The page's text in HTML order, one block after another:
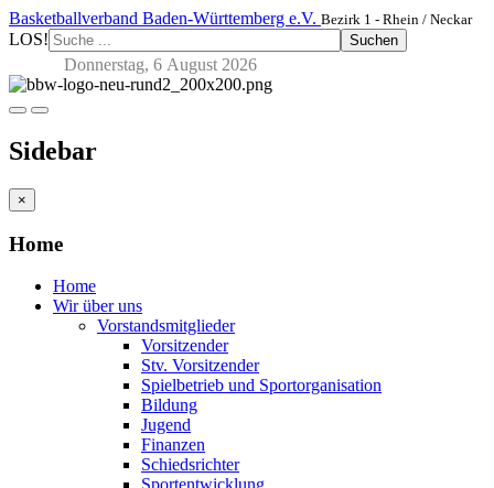
Basketballverband Baden-Württemberg e.V. Bezirk 1 - Rhein / Neckar
LOS! Suchen
Donnerstag, 6 August 2026
Sidebar
×
Home
Home
Wir über uns
Vorstandsmitglieder
Vorsitzender
Stv. Vorsitzender
Spielbetrieb und Sportorganisation
Bildung
Jugend
Finanzen
Schiedsrichter